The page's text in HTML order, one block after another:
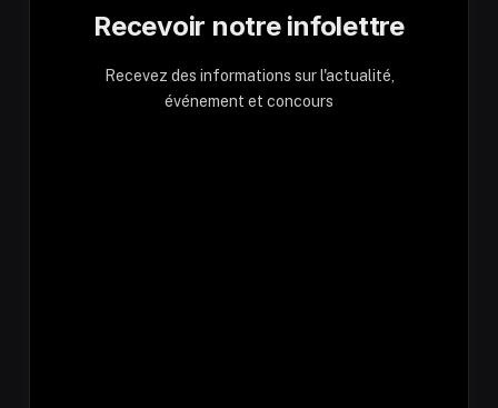
Recevoir notre infolettre
Recevez des informations sur l'actualité,
événement et concours